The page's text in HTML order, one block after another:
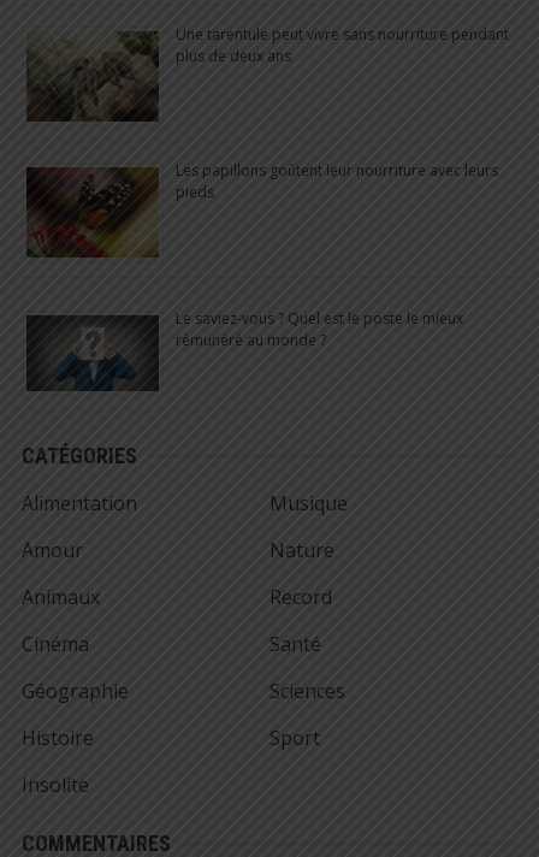
Une tarentule peut vivre sans nourriture pendant
plus de deux ans
Les papillons goûtent leur nourriture avec leurs
pieds
Le saviez-vous ? Quel est le poste le mieux
rémunéré au monde ?
CATÉGORIES
Alimentation
Amour
Animaux
Cinéma
Géographie
Histoire
Insolite
Musique
Nature
Record
Santé
Sciences
Sport
COMMENTAIRES